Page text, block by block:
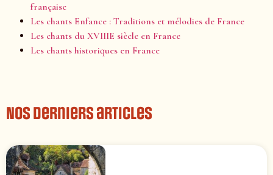
française
Les chants Enfance : Traditions et mélodies de France
Les chants du XVIIIE siècle en France
Les chants historiques en France
Nos derniers articles